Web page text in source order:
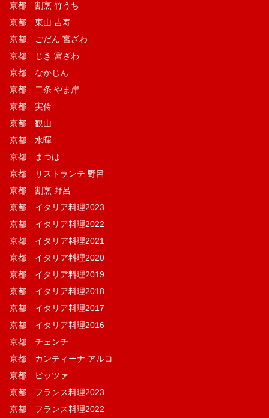
京都 割烹 竹うち
京都 東山 吉寿
京都 ごだん 宮ざわ
京都 じき 宮ざわ
京都 なかじん
京都 二条 やま岸
京都 実伶
京都 観山
京都 水暉
京都 まつは
京都 リストランテ 野呂
京都 割烹 野呂
京都 イタリア料理2023
京都 イタリア料理2022
京都 イタリア料理2021
京都 イタリア料理2020
京都 イタリア料理2019
京都 イタリア料理2018
京都 イタリア料理2017
京都 イタリア料理2016
京都 チェンチ
京都 カンティーナ アルコ
京都 ピッツァ
京都 フランス料理2023
京都 フランス料理2022